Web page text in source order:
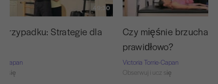
49:30
Strategie dla
Capan
się
Czy mięśnie brzucha
prawidłowo?
Victoria Torrie-Capan
Obserwuj i ucz się